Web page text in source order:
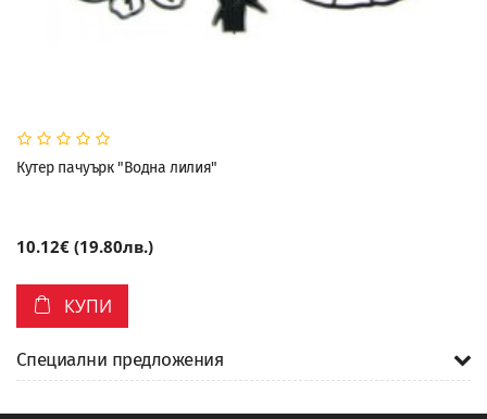
Кутер пачуърк "Водна лилия"
10.12€ (19.80лв.)
КУПИ
Специални предложения